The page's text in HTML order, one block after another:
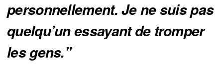
personnellement. Je ne suis pas
quelqu’un essayant de tromper
les gens."